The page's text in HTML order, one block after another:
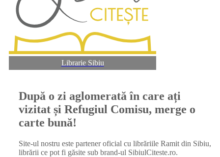
Librarie Sibiu
După o zi aglomerată în care ați
vizitat și Refugiul Comisu, merge o
carte bună!
Site-ul nostru este partener oficial cu librăriile Ramit din Sibiu,
librării ce pot fi găsite sub brand-ul SibiulCiteste.ro.